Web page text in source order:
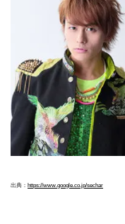
出典： https://www.google.co.jp/sechar